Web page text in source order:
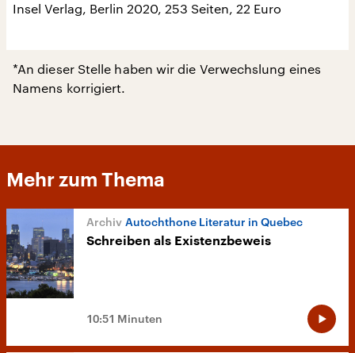
Insel Verlag, Berlin 2020, 253 Seiten, 22 Euro
*An dieser Stelle haben wir die Verwechslung eines
Namens korrigiert.
Mehr zum Thema
Autochthone Literatur in Quebec
Schreiben als Existenzbeweis
10:51 Minuten